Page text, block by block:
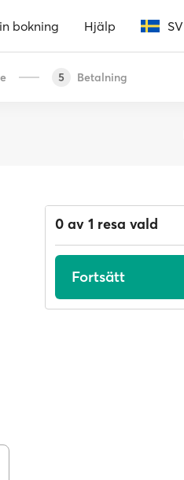
bokning Hjälp SV
5 Betalning
0 av 1 resa vald
Fortsätt